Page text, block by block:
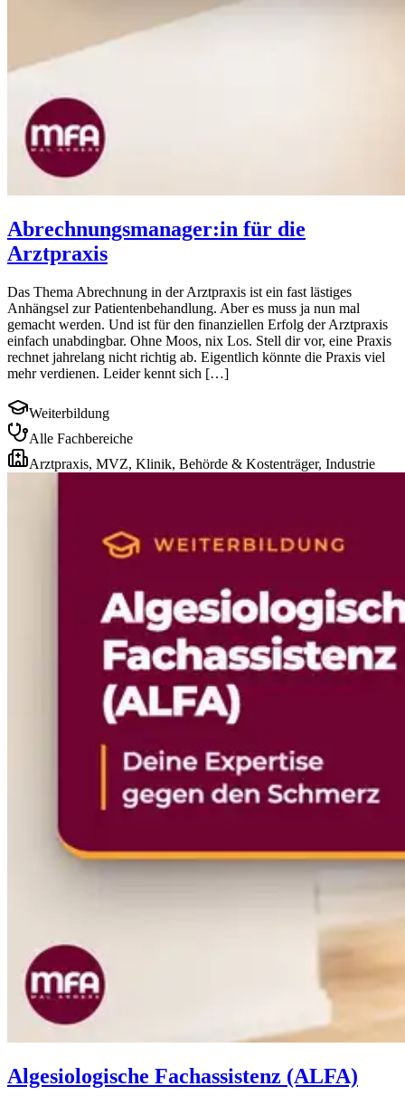
Abrechnungsmanager:in für die
Arztpraxis
Das Thema Abrechnung in der Arztpraxis ist ein fast lästiges
Anhängsel zur Patientenbehandlung. Aber es muss ja nun mal
gemacht werden. Und ist für den finanziellen Erfolg der Arztpraxis
einfach unabdingbar. Ohne Moos, nix Los. Stell dir vor, eine Praxis
rechnet jahrelang nicht richtig ab. Eigentlich könnte die Praxis viel
mehr verdienen. Leider kennt sich […]
Weiterbildung
Alle Fachbereiche
Arztpraxis, MVZ, Klinik, Behörde & Kostenträger, Industrie
Algesiologische Fachassistenz (ALFA)